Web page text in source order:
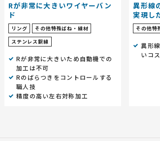
Rが非常に大きいワイヤーバン
ド
リング
その他特殊ばね・線材
ステンレス鋼線
Rが非常に大きいため自動機での
加工は不可
Rのばらつきをコントロールする
職人技
精度の高い左右対称加工
異形線
実現し
その他特
異形
いコ